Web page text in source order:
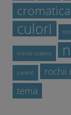
cromatica
culori
mirese celebre
pantofi
rochii
tema